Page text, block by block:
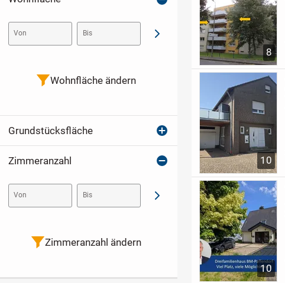
8
10
10
Von Bis Abschicken
Wohnfläche ändern
Grundstücksfläche
Zimmeranzahl
Von Bis Abschicken
Zimmeranzahl ändern